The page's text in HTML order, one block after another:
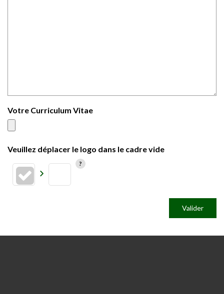
Votre Curriculum Vitae
Veuillez déplacer le logo dans le cadre vide
Valider